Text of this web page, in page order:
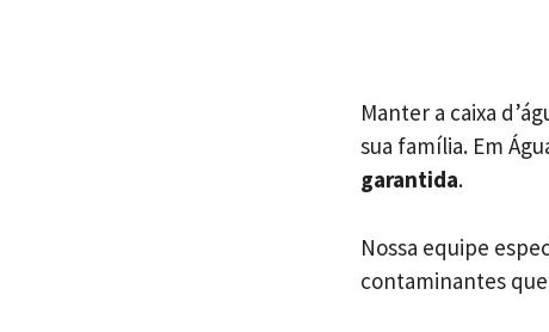
Manter a caixa
sua família. Em
garantida.
Nossa equipe
contaminantes